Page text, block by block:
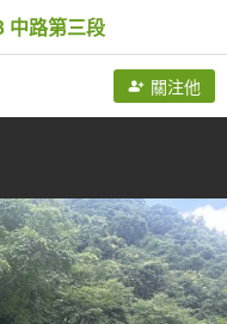
中路第三段
關注他